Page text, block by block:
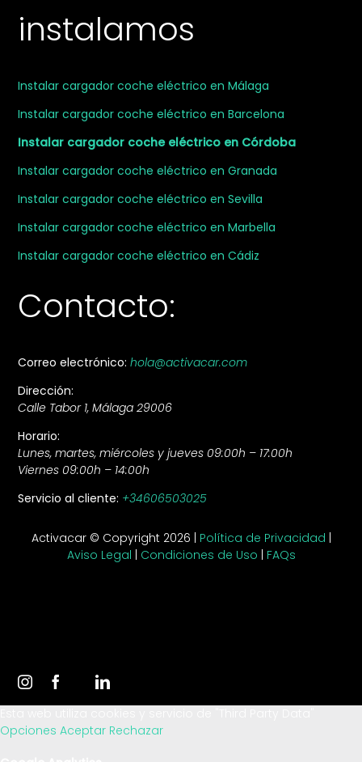
instalamos
Instalar cargador coche eléctrico en Málaga
Instalar cargador coche eléctrico en Barcelona
Instalar cargador coche eléctrico en Córdoba
Instalar cargador coche eléctrico en Granada
Instalar cargador coche eléctrico en Sevilla
Instalar cargador coche eléctrico en Marbella
Instalar cargador coche eléctrico en Cádiz
Contacto:
Correo electrónico: hola@activacar.com
Dirección:
Calle Tabor 1, Málaga 29006
Horario:
Lunes, martes, miércoles y jueves 09:00h – 17:00h
Viernes 09:00h – 14:00h
Servicio al cliente: +34606503025
Activacar © Copyright 2026 | Política de Privacidad |
Aviso Legal | Condiciones de Uso | FAQs
Opciones Aceptar Rechazar